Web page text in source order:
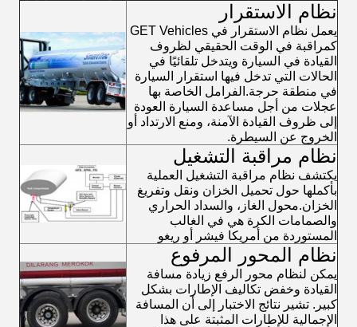
نظام الاستقرار
يعمل نظام الاستقرار في GET Vehicles
كمراقبة في الوقت الحقيقي لظروف
القيادة في السيارة ويتدخل تلقائيًا في
الحالات التي تدخل فيها استقرار السيارة
في منطقة حرجة.الفرامل الخاصة بها
عجلات من أجل مساعدة السيارة العودة
إلى ظروف القيادة الآمنة، ومنع الارتداد أو
الخروج عن السيطرة.
نظام مراقبة التشغيل
يكتشف نظام مراقبة التشغيل العملية
بأكملها حول تحميل الخزان ونقل وتفريغ
الخزان.محول الغاز، والسداد الحراري
والصمامات الكرة هي في الغالب
المستوردة من أمريكا فيشر أو ريغو
نظام المحور المرفوع
يمكن لنظام محور الرفع زيادة مسافة
القيادة وخفض تكاليف الإطارات بشكل
كبير. تشير نتائج الاختبار إلى أن المسافة
الإجمالية للإطارات المثبتة على هذا